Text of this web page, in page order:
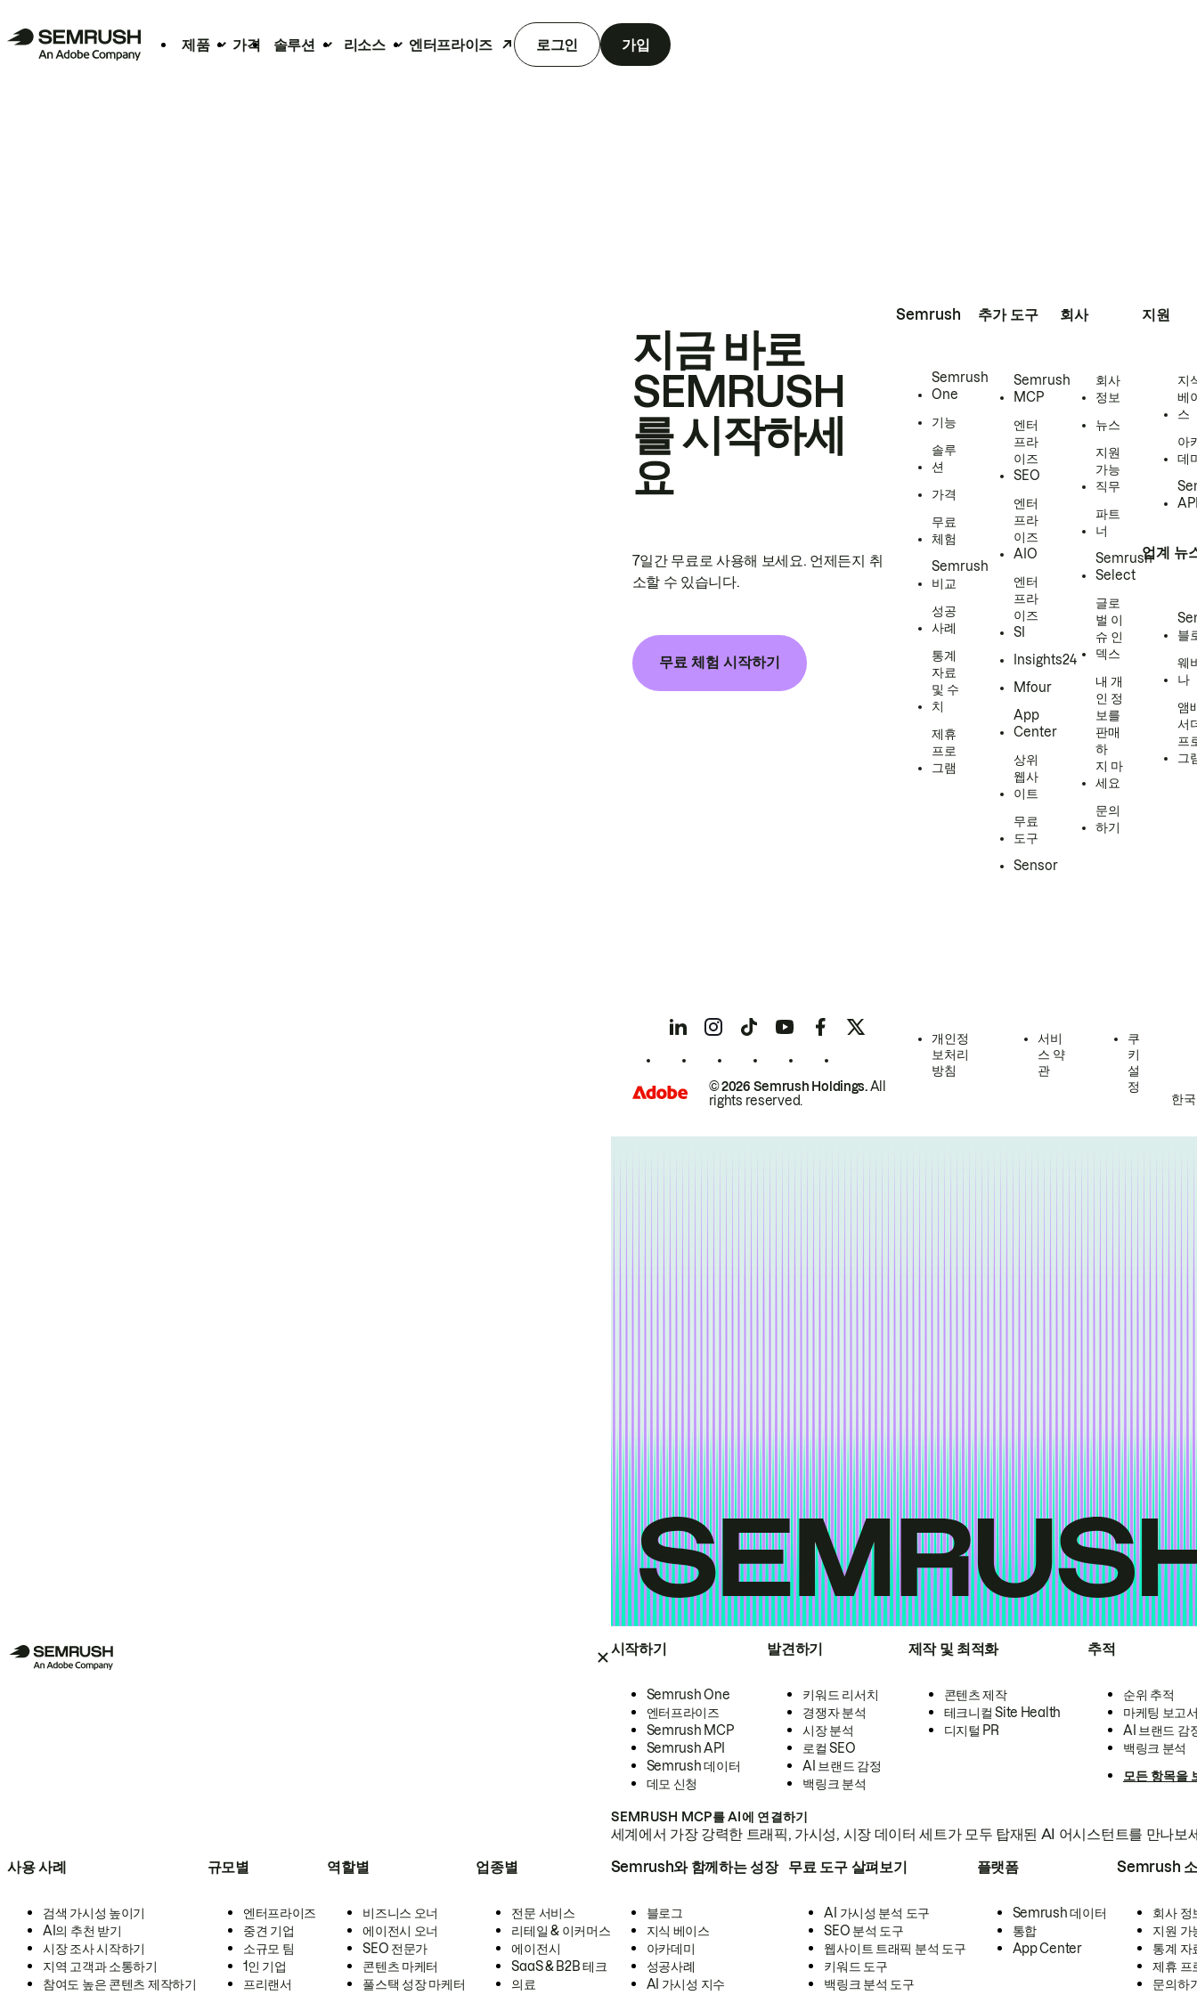
제품 가격 솔루션 리소스 엔터프라이즈 로그인 가입
시작하기
Semrush One
엔터프라이즈
Semrush MCP
Semrush API
Semrush 데이터
데모 신청
발견하기
키워드 리서치
경쟁자 분석
시장 분석
로컬 SEO
AI 브랜드 감정
백링크 분석
제작 및 최적화
콘텐츠 제작
테크니컬 Site Health
디지털 PR
추적
순위 추적
마케팅 보고
AI 브랜드 감
백링크 분석
모든 항목을
SEMRUSH MCP를 AI에 연결하기
세계에서 가장 강력한 트래픽, 가시성, 시장 데이터 세트가 모두 탑재된 AI 어시스턴트를 만나보
사용 사례
검색 가시성 높이기
AI의 추천 받기
시장 조사 시작하기
지역 고객과 소통하기
참여도 높은 콘텐츠 제작하기
규모별
엔터프라이즈
중견 기업
소규모 팀
1인 기업
프리랜서
역할별
비즈니스 오너
에이전시 오너
SEO 전문가
콘텐츠 마케터
풀스택 성장 마케터
업종별
전문 서비스
리테일 & 이커머스
에이전시
SaaS & B2B 테크
의료
Semrush와 함께하는 성장
블로그
지식 베이스
아카데미
성공사례
AI 가시성 지수
무료 도구 살펴보기
AI 가시성 분석 도구
SEO 분석 도구
웹사이트 트래픽 분석 도구
키워드 도구
백링크 분석 도구
플랫폼
Semrush 데이터
통합
App Center
Semrush
회사 정
지원 가
통계 자
제휴 프
문의하
지금 바로
SEMRUSH
를 시작하세
요
7일간 무료로 사용해 보세요. 언제든지 취
소할 수 있습니다.
무료 체험 시작하기
Semrush
Semrush
One
기능
솔루
션
가격
무료
체험
Semrush
비교
성공
사례
통계
자료
및 수
치
제휴
프로
그램
추가 도구
Semrush
MCP
엔터
프라
이즈
SEO
엔터
프라
이즈
AIO
엔터
프라
이즈
SI
Insights24
Mfour
App
Center
상위
웹사
이트
무료
도구
Sensor
회사
회사
정보
뉴스
지원
가능
직무
파트
너
Semrush
Select
글로
벌 이
슈 인
덱스
내 개
인 정
보를
판매
하
지 마
세요
문의
하기
지원
지
베
스
아
데
업계 뉴
블
웨
나
앰
서
프
그
© 2026 Semrush Holdings.All
rights reserved.
개인정
보처리
방침
서비
스 약
관
쿠
키
설
정
한